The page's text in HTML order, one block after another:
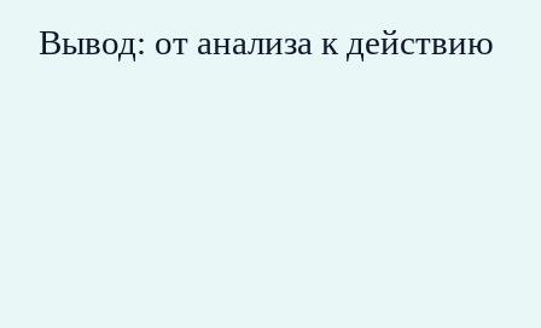
Вывод: от анализа к действию